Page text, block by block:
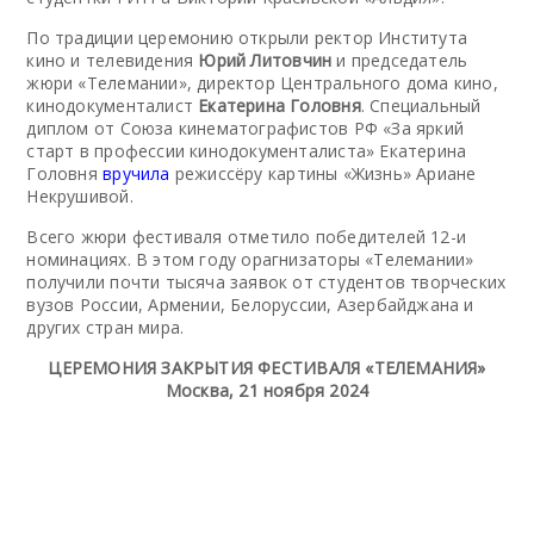
По традиции церемонию открыли ректор Института
кино и телевидения Юрий Литовчини председатель
жюри «Телемании», директор Центрального дома кино,
кинодокументалист Екатерина Головня. Специальный
диплом от Союза кинематографистов РФ «За яркий
старт в профессии кинодокументалиста» Екатерина
Головнявручила режиссёру картины «Жизнь» Ариане
Некрушивой.
Всего жюри фестиваля отметило победителей 12-и
номинациях. В этом году орагнизаторы «Телемании»
получили почти тысяча заявок от студентов творческих
вузов России, Армении, Белоруссии, Азербайджана и
других стран мира.
ЦЕРЕМОНИЯ ЗАКРЫТИЯ ФЕСТИВАЛЯ «ТЕЛЕМАНИЯ»
Москва, 21 ноября 2024